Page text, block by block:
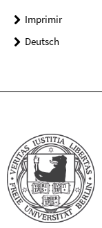
Imprimir
Deutsch